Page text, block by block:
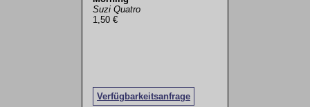
Suzi Quatro
1,50 €
Verfügbarkeitsanfrage